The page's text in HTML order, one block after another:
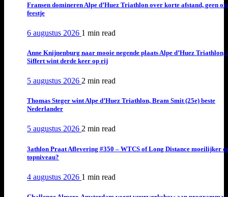
Fransen domineren Alpe d’Huez Triathlon over korte afstand, geen
feestje
6 augustus 2026 1 min read
Anne Knijnenburg naar mooie negende plaats Alpe d’Huez Triathlon,
Siffert wint derde keer op rij
5 augustus 2026 2 min read
Thomas Steger wint Alpe d’Huez Triathlon, Bram Smit (25e) beste
Nederlander
5 augustus 2026 2 min read
3athlon Praat Aflevering #350 – WTCS of Long Distance moeilijker
topniveau?
4 augustus 2026 1 min read